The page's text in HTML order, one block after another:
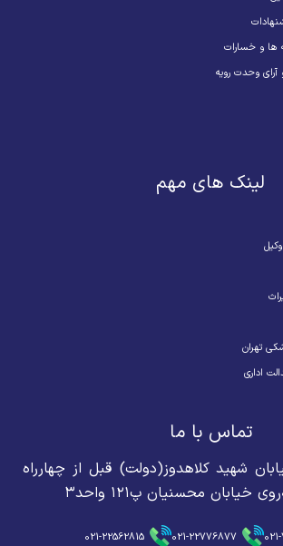
ها و خسارات
آرای وحدت رویه
لینک های مهم
تهران
اداری
تماس با ما
شهید کلاهدوز(دولت) قبل از چهارراه
خیابان محسنیان پ۱۲۱ واحد۳
021-22776877
021-22562815